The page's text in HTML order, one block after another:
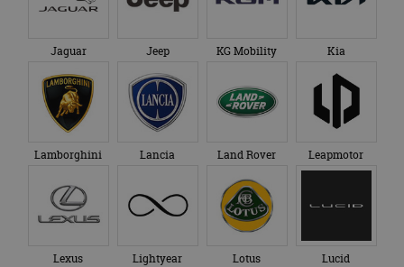
Jaguar Jeep KG Mobility Kia
Lamborghini Lancia Land Rover Leapmotor
Lexus Lightyear Lotus Lucid